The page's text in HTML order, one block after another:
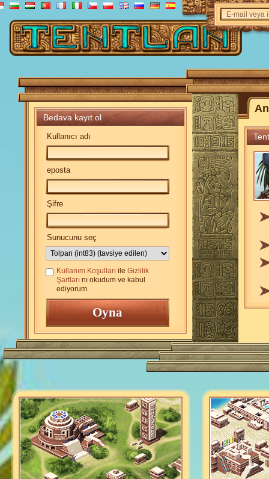
Bedava kayıt ol
Kullanıcı adı
eposta
Şifre
Sunucunu seç
Kullanım Koşulları ile Gizlilik
Şartları nı okudum ve kabul
ediyorum.
E-mail veya